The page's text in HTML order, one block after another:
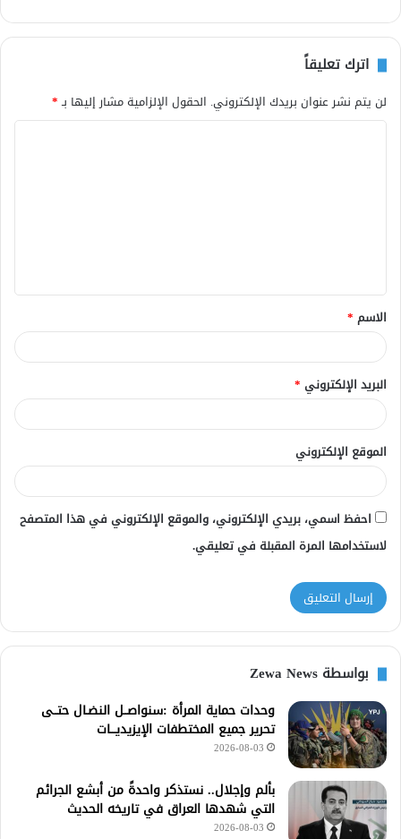
اترك تعليقاً
لن يتم نشر عنوان بريدك الإلكتروني. الحقول الإلزامية مشار إليها بـ*
ق
*
الاسم *
البريد الإلكتروني *
الموقع الإلكتروني
احفظ اسمي، بريدي الإلكتروني، والموقع الإلكتروني في هذا المتصفح
لاستخدامها المرة المقبلة في تعليقي.
بواسطة Zewa News
وحدات حماية المرأة :سنواصــل النضـال حتــى
تحرير جميع المختطفات الإيزيديـــات
2026-08-03
بألم وإجلال.. نستذكر واحدةً من أبشع الجرائم
التي شهدها العراق في تاريخه الحديث
2026-08-03